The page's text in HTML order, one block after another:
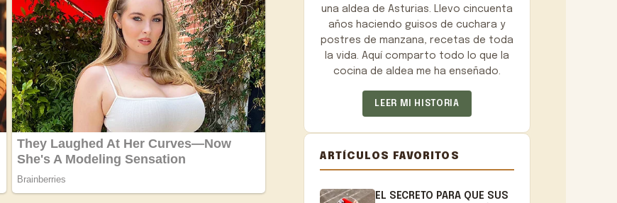
una aldea de Asturias. Llevo cincuenta
años haciendo guisos de cuchara y
postres de manzana, recetas de toda
la vida. Aquí comparto todo lo que la
cocina de aldea me ha enseñado.
LEER MI HISTORIA
ARTÍCULOS FAVORITOS
EL SECRETO PARA QUE SUS